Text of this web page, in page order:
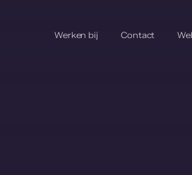
Werken bij Contact